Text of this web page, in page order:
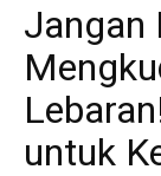
Jangan
untuk